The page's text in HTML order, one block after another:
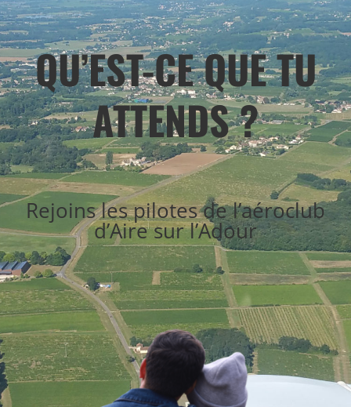
QU’EST-CE QUE TU
ATTENDS ?
Rejoins les pilotes de l’aéroclub
d’Aire sur l’Adour